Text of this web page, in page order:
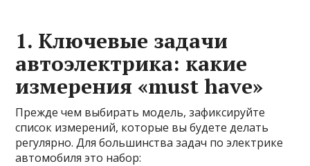
1. Ключевые задачи
автоэлектрика: какие
измерения «must have»
Прежде чем выбирать модель, зафиксируйте
список измерений, которые вы будете делать
регулярно. Для большинства задач по электрике
автомобиля это набор: